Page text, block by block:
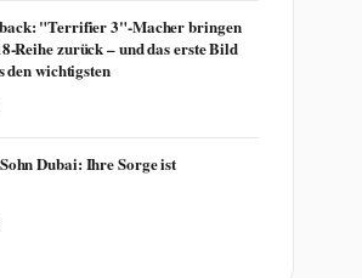
"Terrifier 3"-Macher bringen
Reihe zurück – und das erste Bild
den wichtigsten
Dubai: Ihre Sorge ist